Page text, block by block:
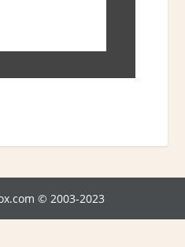
© 2003-2023